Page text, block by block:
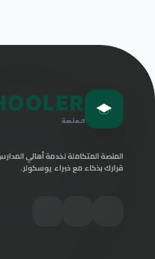
المنصة
المنصة المتكاملة لخدمة أهالي
قرارك بذكاء مع خبراء يوسكولر.